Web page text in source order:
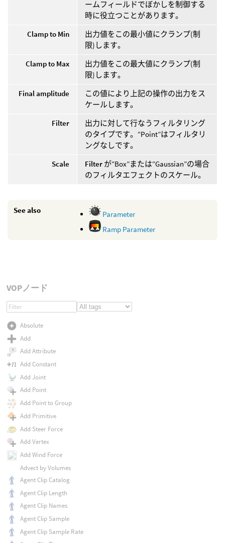
ームフィールドでぼかしを制御する
時に役立つことがあります。
Clamp to Min
出力値をこの最小値にクランプ(制
限)します。
Clamp to Max
出力値をこの最大値にクランプ(制
限)します。
Final amplitude
この値により上記の操作の出力をス
ケールします。
Filter
出力に対して行なうフィルタリング
のタイプです。“Point”はフィルタリ
ングなしです。
Scale
Filter が“Box”または“Gaussian”の場合
のフィルタエフェクトのスケール。
See also
Parameter
Ramp Parameter
VOPノード
Absolute
Add
Add Attribute
Add Constant
Add Joint
Add Point
Add Point to Group
Add Primitive
Add Steer Force
Add Vertex
Add Wind Force
Advect by Volumes
Agent Clip Catalog
Agent Clip Length
Agent Clip Names
Agent Clip Sample
Agent Clip Sample Rate